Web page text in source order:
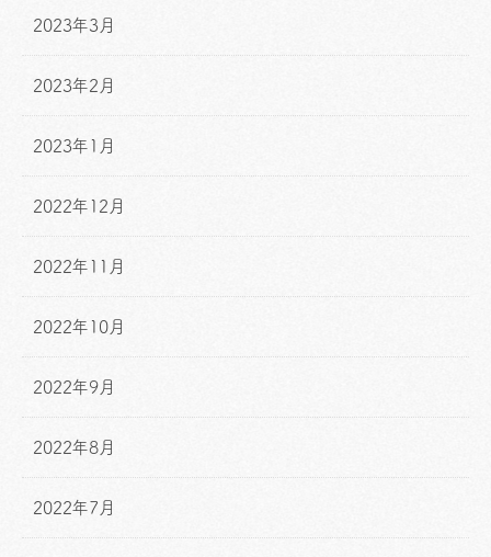
2023年3月
2023年2月
2023年1月
2022年12月
2022年11月
2022年10月
2022年9月
2022年8月
2022年7月